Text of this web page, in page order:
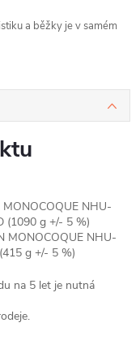
a běžky je v samém
NHU-
(1090 g +/- 5 %)
MONOCOQUE NHU-
g +/- 5 %)
na 5 let je nutná